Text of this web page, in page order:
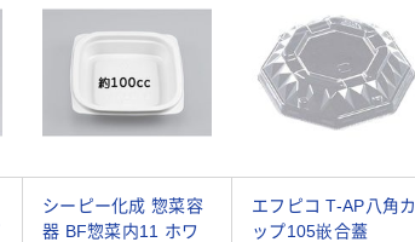
シーピー化成 惣菜容
器 BF惣菜内11 ホワ
エフピコ T-AP八角カ
ップ105嵌合蓋